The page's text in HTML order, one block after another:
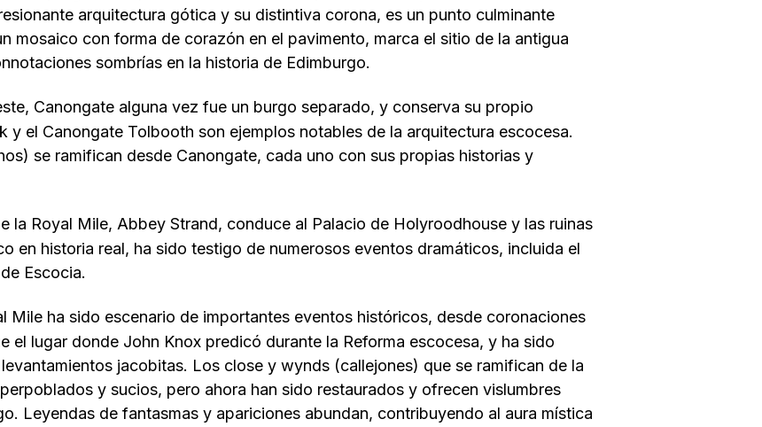
arquitectura gótica y su distintiva corona, es un punto culminante
mosaico con forma de corazón en el pavimento, marca el sitio de la antigua
sombrías en la historia de Edimburgo.
Canongate alguna vez fue un burgo separado, y conserva su propio
y el Canongate Tolbooth son ejemplos notables de la arquitectura escocesa.
se ramifican desde Canongate, cada uno con sus propias historias y
la Royal Mile, Abbey Strand, conduce al Palacio de Holyroodhouse y las ruinas
en historia real, ha sido testigo de numerosos eventos dramáticos, incluida el
Escocia.
Mile ha sido escenario de importantes eventos históricos, desde coronaciones
el lugar donde John Knox predicó durante la Reforma escocesa, y ha sido
jacobitas. Los close y wynds (callejones) que se ramifican de la
y sucios, pero ahora han sido restaurados y ofrecen vislumbres
Leyendas de fantasmas y apariciones abundan, contribuyendo al aura mística